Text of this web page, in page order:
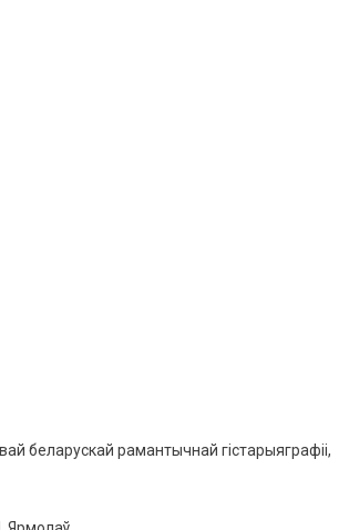
беларускай рамантычнай гістарыяграфіі,